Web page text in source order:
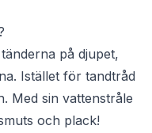
på djupet,
Istället för tandtråd
Med sin vattenstråle
och plack!